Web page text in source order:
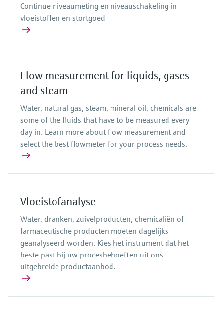
Continue niveaumeting en niveauschakeling in
vloeistoffen en stortgoed
Flow measurement for liquids, gases
and steam
Water, natural gas, steam, mineral oil, chemicals are
some of the fluids that have to be measured every
day in. Learn more about flow measurement and
select the best flowmeter for your process needs.
Vloeistofanalyse
Water, dranken, zuivelproducten, chemicaliën of
farmaceutische producten moeten dagelijks
geanalyseerd worden. Kies het instrument dat het
beste past bij uw procesbehoeften uit ons
uitgebreide productaanbod.